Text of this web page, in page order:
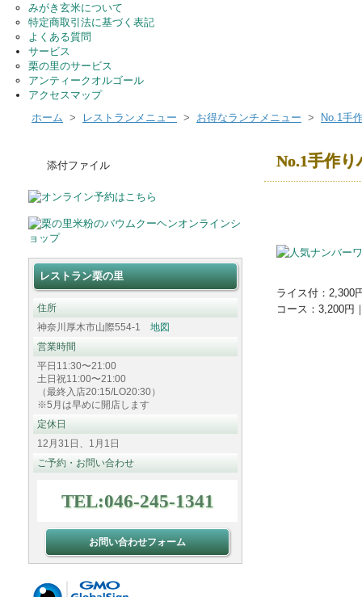
みがき玄米について
特定商取引法に基づく表記
よくある質問
サービス
栗の里のサービス
アンティークオルゴール
アクセスマップ
ホーム > レストランメニュー > お得なランチメニュー > No.1手
No.1手作り
ライス付：2,300
コース：3,200円
添付ファイル
レストラン栗の里
住所
神奈川厚木市山際554-1 地図
営業時間
平日11:30〜21:00
土日祝11:00〜21:00
（最終入店20:15/LO20:30）
※5月は早めに開店します
定休日
12月31日、1月1日
ご予約・お問い合わせ
TEL:046-245-1341
お問い合わせフォーム